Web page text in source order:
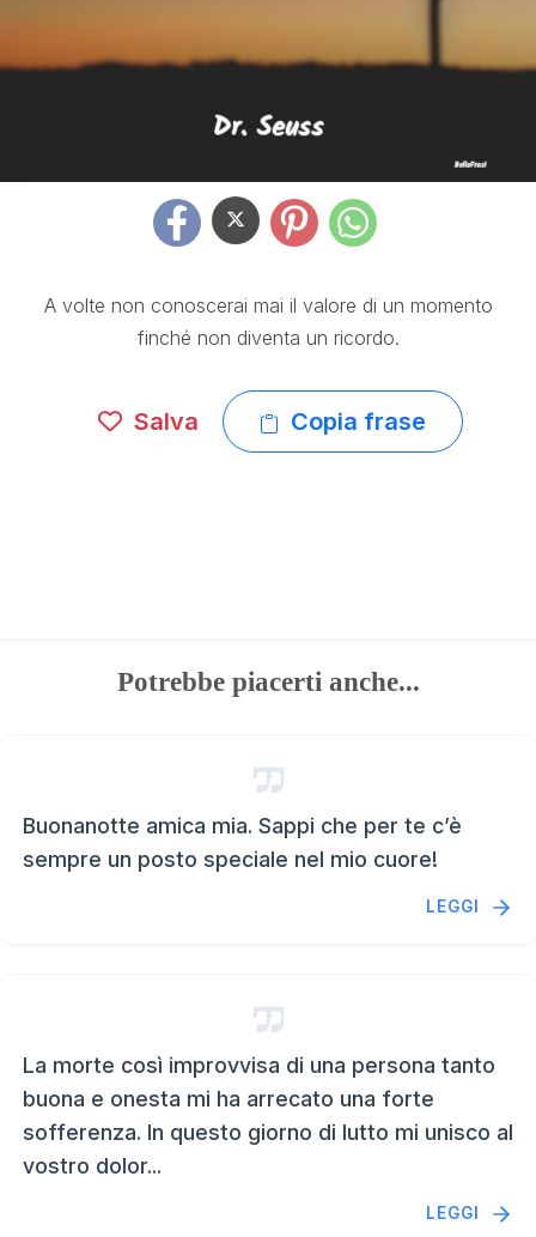
A volte non conoscerai mai il valore di un momento
finché non diventa un ricordo.
Salva Copia frase
Potrebbe piacerti anche...
Buonanotte amica mia. Sappi che per te c’è
sempre un posto speciale nel mio cuore!
LEGGI
La morte così improvvisa di una persona tanto
buona e onesta mi ha arrecato una forte
sofferenza. In questo giorno di lutto mi unisco al
vostro dolor...
LEGGI